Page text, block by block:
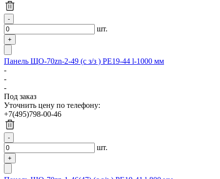
шт.
Панель ЩО-70zn-2-49 (с з/з ) РЕ19-44 l-1000 мм
-
-
-
Под заказ
Уточнить цену по телефону:
+7(495)798-00-46
шт.